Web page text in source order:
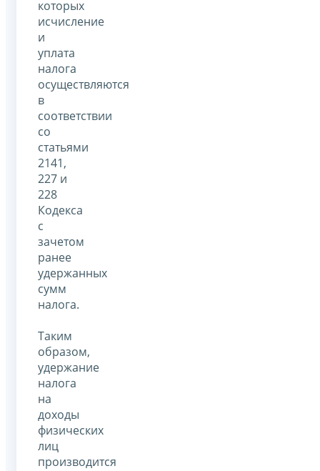
которых
исчисление
и
уплата
налога
осуществляются
в
соответствии
со
статьями
2141,
227 и
228
Кодекса
с
зачетом
ранее
удержанных
сумм
налога.
Таким
образом,
удержание
налога
на
доходы
физических
лиц
производится